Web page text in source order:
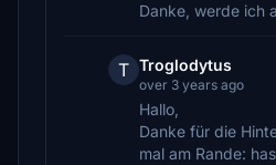
Danke, werde ich
T Troglodytus
over 3 years ago
Hallo,
Danke für die
mal am Rande: